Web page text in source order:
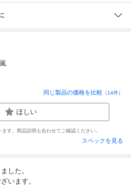
同じ製品の価格を比較 （14件）
ほしい
す。商品説明も合わせてご確認ください。
スペックを見る
した。
います。